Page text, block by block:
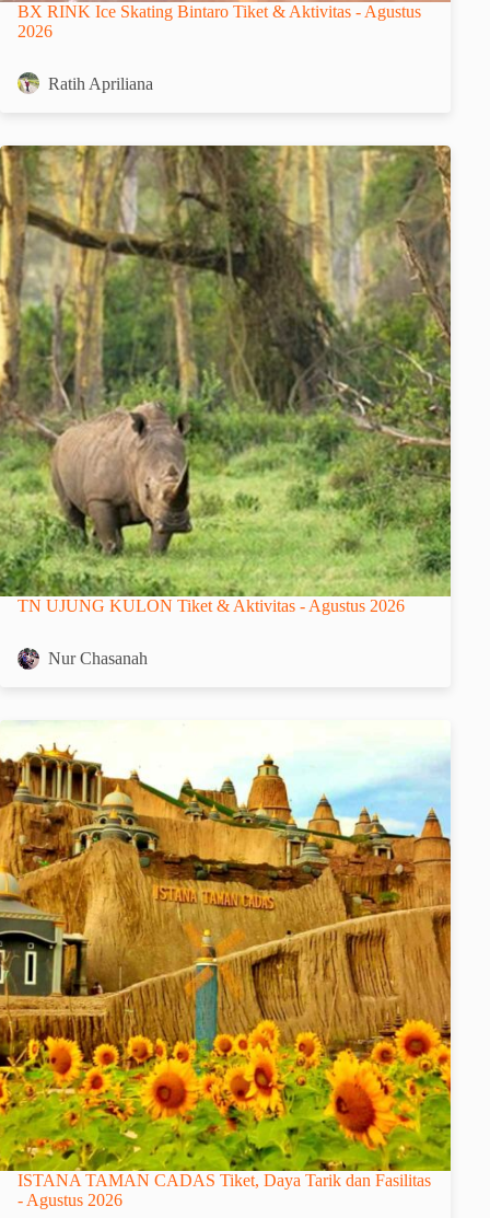
BX RINK Ice Skating Bintaro Tiket & Aktivitas - Agustus
2026
Ratih Apriliana
TN UJUNG KULON Tiket & Aktivitas - Agustus 2026
Nur Chasanah
ISTANA TAMAN CADAS Tiket, Daya Tarik dan Fasilitas
- Agustus 2026